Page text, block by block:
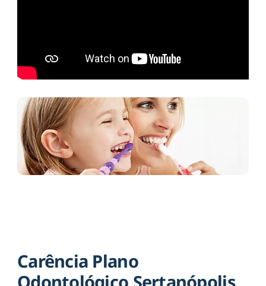
Carência Plano
Odontológico Sertanópolis